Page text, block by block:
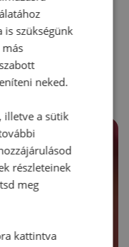
is szükségünk
más
neked.
illetve a sütik
részleteinek
meg
kattintva